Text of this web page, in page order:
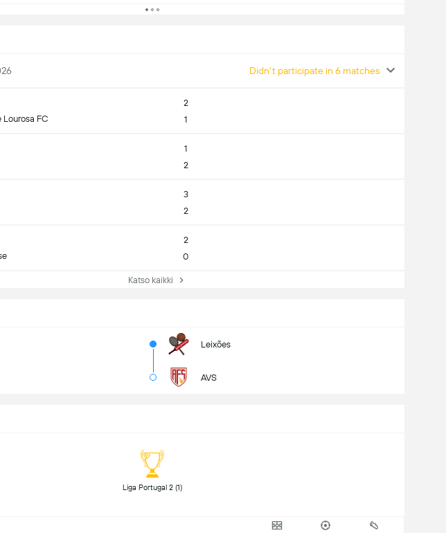
Didn't participate in 6 matches
Lourosa FC
2
1
1
2
3
2
2
0
Katso kaikki
Leixões
AVS